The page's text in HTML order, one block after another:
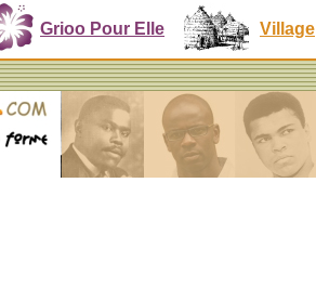
Grioo Pour Elle Village